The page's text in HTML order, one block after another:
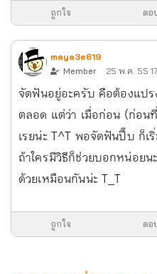
ถูกใจ ตอ
maya3e619
Member
25 พ.ค. 55
จัดฟันอยู่อะครับ คือต้องแป
ตลอด แต่ว่า เมื่อก่อน (ก่อน
เรยน่ะ T^T พอจัดฟันปึ๊บ ก็เ
ถ้าใครมีวิธีก็ช่วยบอกหน่อย
ด้วยเหมือนกันน่ะ T_T
ถูกใจ ตอ